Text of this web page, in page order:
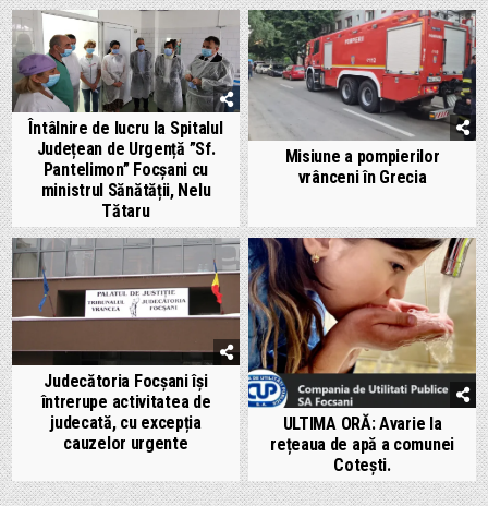
Întâlnire de lucru la Spitalul
Județean de Urgență ”Sf.
Pantelimon” Focșani cu
ministrul Sănătății, Nelu
Tătaru
Misiune a pompierilor
vrânceni în Grecia
Judecătoria Focșani își
întrerupe activitatea de
judecată, cu excepția
cauzelor urgente
ULTIMA ORĂ: Avarie la
rețeaua de apă a comunei
Cotești.